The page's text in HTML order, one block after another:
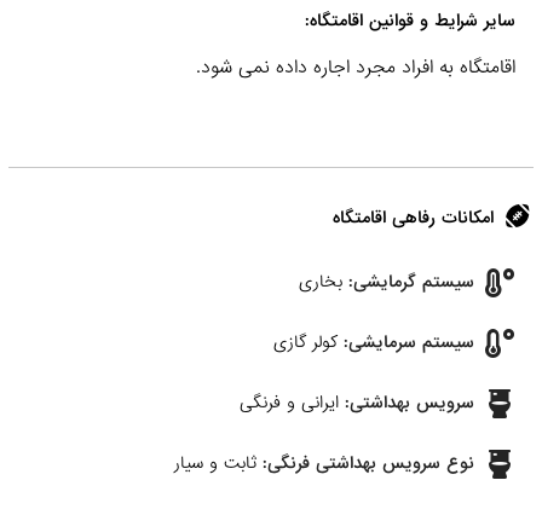
سایر شرایط و قوانین اقامتگاه:
اقامتگاه به افراد مجرد اجاره داده نمی شود.
امکانات رفاهی اقامتگاه
سیستم گرمایشی: بخاری
سیستم سرمایشی: کولر گازی
سرویس بهداشتی: ایرانی و فرنگی
نوع سرویس بهداشتی فرنگی: ثابت و سیار